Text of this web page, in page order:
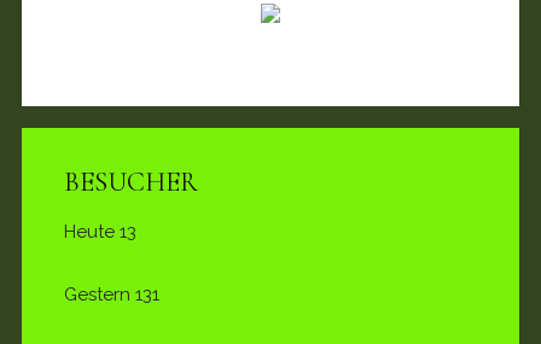
BESUCHER
Heute 13
Gestern 131